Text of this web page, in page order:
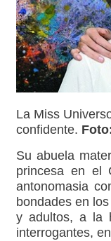
La Miss
confidente.
Su abuela
princesa en el
antonomasia
bondades en
y adultos, a la
interrogantes,